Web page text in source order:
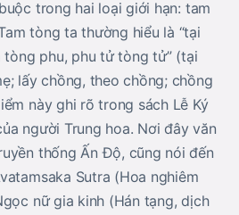
trong hai loại giới hạn: tam
tòng ta thường hiểu là “tại
phu, phu tử tòng tử” (tại
lấy chồng, theo chồng; chồng
này ghi rõ trong sách Lễ Ký
người Trung hoa. Nơi đây văn
thống Ấn Độ, cũng nói đến
Sutra (Hoa nghiêm
nữ gia kinh (Hán tạng, dịch